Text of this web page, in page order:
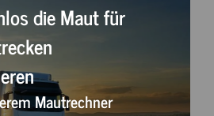
die Maut für
Mautrechner